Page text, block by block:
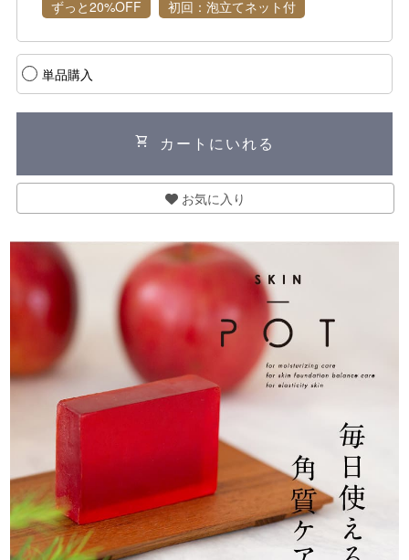
ずっと20%OFF
初回：泡立てネット付
単品購入
shopping_cart カートにいれる
お気に入り